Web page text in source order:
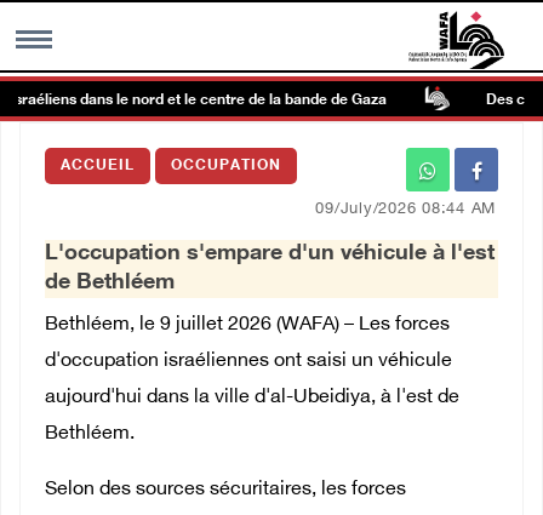
MENU
Galerie d’images
Centre palestinien
العربية
English
dans le nord et le centre de la bande de Gaza Des
ACCUEIL OCCUPATION
09/July/2026 08:44 AM
L'occupation s'empare d'un véhicule à l'est
de Bethléem
Bethléem, le 9 juillet 2026 (WAFA) – Les forces
d'occupation israéliennes ont saisi un véhicule
aujourd'hui dans la ville d'al-Ubeidiya, à l'est de
Bethléem.
Selon des sources sécuritaires, les forces